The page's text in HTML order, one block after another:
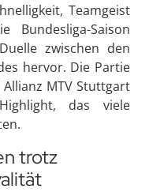
Teamgeist
Bundesliga-Saison
zwischen den
hervor. Die Partie
MTV Stuttgart
das viele
trotz